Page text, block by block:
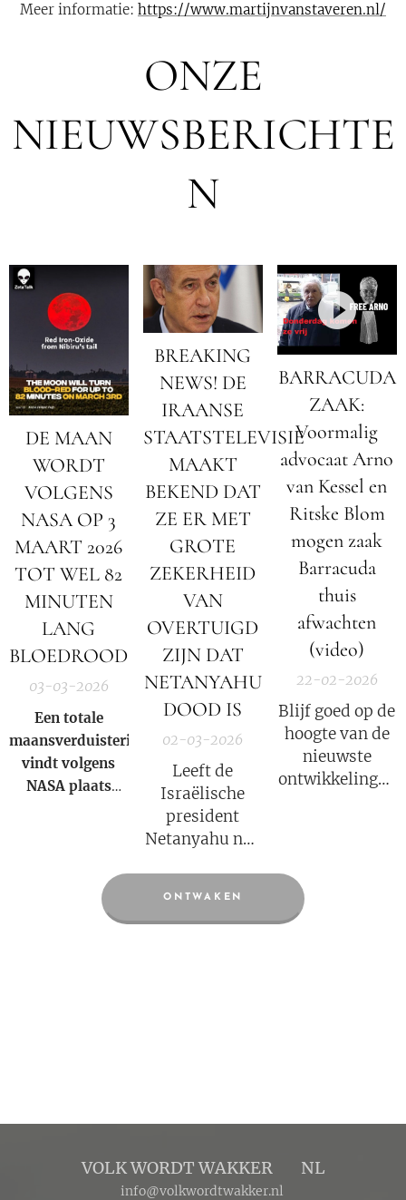
Meer informatie: https://www.martijnvanstaveren.nl/
ONZE
NIEUWSBERICHTE
N
DE MAAN
WORDT
VOLGENS
NASA OP 3
MAART 2026
TOT WEL 82
MINUTEN
LANG
BLOEDROOD
03-03-2026
Een totale
maansverduistering
vindt volgens
NASA plaats
de maan bevindt
en haar schaduw
golflengten
en dieprood en
BREAKING
NEWS! DE
IRAANSE
STAATSTELEVISIE
MAAKT
BEKEND DAT
ZE ER MET
GROTE
ZEKERHEID
VAN
OVERTUIGD
ZIJN DAT
NETANYAHU
DOOD IS
02-03-2026
Leeft de
Israëlische
president
Netanyahu nog
BARRACUDA
ZAAK:
Voormalig
advocaat Arno
van Kessel en
Ritske Blom
mogen zaak
Barracuda
thuis
afwachten
(video)
22-02-2026
Blijf goed op de
hoogte van de
nieuwste
ontwikkelingen
psychologisch
effect heeft.
ONTWAKEN
VOLK WORDT WAKKER 🔴 NL
info@volkwordtwakker.nl